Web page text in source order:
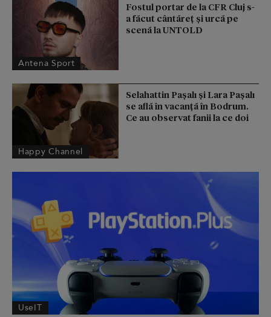
Antena Sport
Fostul portar de la CFR Cluj s-
a făcut cântăreţ şi urcă pe
scenă la UNTOLD
Happy Channel
Selahattin Paşalı și Lara Paşalı
se află în vacanță în Bodrum.
Ce au observat fanii la ce doi
UseIT